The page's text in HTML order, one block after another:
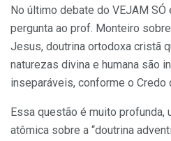
No último debate do VEJAM SÓ
pergunta ao prof. Monteiro
Jesus, doutrina ortodoxa cristã
naturezas divina e humana são
inseparáveis, conforme o Credo
Essa questão é muito profunda,
atômica sobre a “doutrina